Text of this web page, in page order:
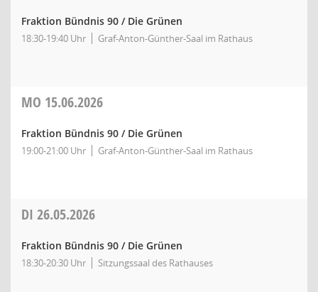
Fraktion Bündnis 90 / Die Grünen
18:30-19:40 Uhr Graf-Anton-Günther-Saal im Rathaus
MO 15.06.2026
Fraktion Bündnis 90 / Die Grünen
19:00-21:00 Uhr Graf-Anton-Günther-Saal im Rathaus
DI 26.05.2026
Fraktion Bündnis 90 / Die Grünen
18:30-20:30 Uhr Sitzungssaal des Rathauses